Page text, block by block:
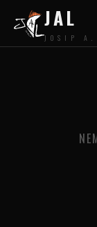
JAL
JOSIP A.